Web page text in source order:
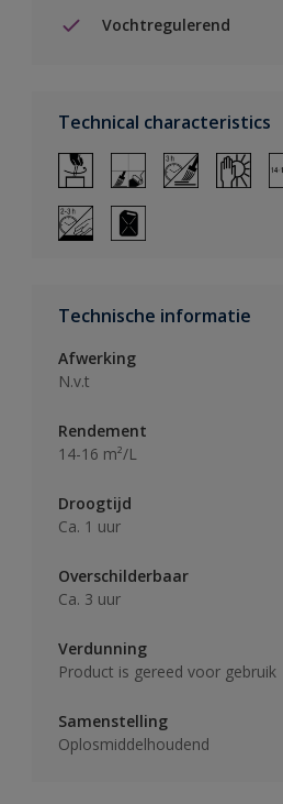
Vochtregulerend
Technical characteristics
Technische informatie
Afwerking
N.v.t
Rendement
14-16 m²/L
Droogtijd
Ca. 1 uur
Overschilderbaar
Ca. 3 uur
Verdunning
Product is gereed voor gebruik
Samenstelling
Oplosmiddelhoudend